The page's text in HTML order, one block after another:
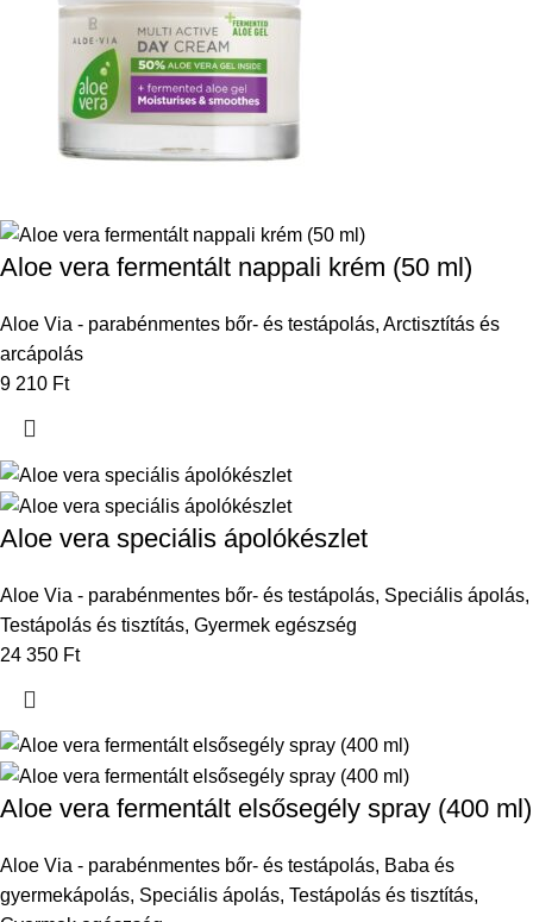
Aloe vera fermentált nappali krém (50 ml)
Aloe Via - parabénmentes bőr- és testápolás, Arctisztítás és
arcápolás
9 210 Ft
Aloe vera speciális ápolókészlet
Aloe Via - parabénmentes bőr- és testápolás, Speciális ápolás,
Testápolás és tisztítás, Gyermek egészség
24 350 Ft
Aloe vera fermentált elsősegély spray (400 ml)
Aloe Via - parabénmentes bőr- és testápolás, Baba és
gyermekápolás, Speciális ápolás, Testápolás és tisztítás,